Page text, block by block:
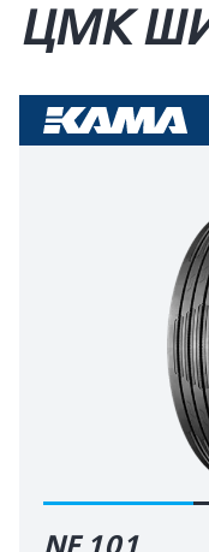
ЦМК